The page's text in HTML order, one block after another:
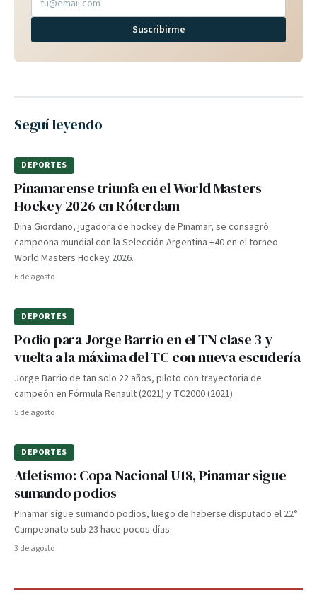
Suscribirme
Seguí leyendo
DEPORTES
Pinamarense triunfa en el World Masters
Hockey 2026 en Róterdam
Dina Giordano, jugadora de hockey de Pinamar, se consagró
campeona mundial con la Selección Argentina +40 en el torneo
World Masters Hockey 2026.
6 de agosto
DEPORTES
Podio para Jorge Barrio en el TN clase 3 y
vuelta a la máxima del TC con nueva escudería
Jorge Barrio de tan solo 22 años, piloto con trayectoria de
campeón en Fórmula Renault (2021) y TC2000 (2021).
5 de agosto
DEPORTES
Atletismo: Copa Nacional U18, Pinamar sigue
sumando podios
Pinamar sigue sumando podios, luego de haberse disputado el 22°
Campeonato sub 23 hace pocos días.
3 de agosto